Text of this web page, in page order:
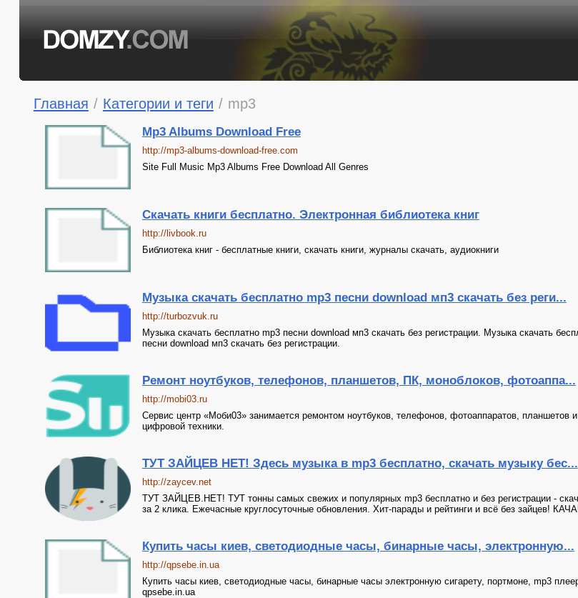
Главная / Категории и теги / mp3
Mp3 Albums Download Free
http://mp3-albums-download-free.com
Site Full Music Mp3 Albums Free Download All Genres
Скачать книги бесплатно. Электронная библиотека книг
http://livbook.ru
Библиотека книг - бесплатные книги, скачать книги, журналы скачать, аудиокниги
Музыка скачать бесплатно mp3 песни download мп3 скачать без реги...
http://turbozvuk.ru
Музыка скачать бесплатно mp3 песни download мп3 скачать без регистрации. Музыка скачать
песни download мп3 скачать без регистрации.
Ремонт ноутбуков, телефонов, планшетов, ПК, моноблоков, фотоаппа...
http://mobi03.ru
Сервис центр «Моби03» занимается ремонтом ноутбуков, телефонов, фотоаппаратов, планшетов
цифровой техники.
ТУТ ЗАЙЦЕВ НЕТ! Здесь музыка в mp3 бесплатно, скачать музыку бес...
http://zaycev.net
ТУТ ЗАЙЦЕВ.НЕТ! ТУТ тонны самых свежих и популярных mp3 бесплатно и без регистрации -
за 2 клика. Ежечасные круглосуточные обновления. Хит-парады и рейтинги и всё без зайцев!
Купить часы киев, светодиодные часы, бинарные часы, электронную...
http://qpsebe.in.ua
Купить часы киев, светодиодные часы, бинарные часы электронную сигарету, портмоне, mp3
qpsebe.in.ua